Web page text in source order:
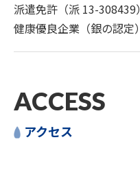
派遣免許（派 13-308439）
健康優良企業（銀の認定）
ACCESS
アクセス